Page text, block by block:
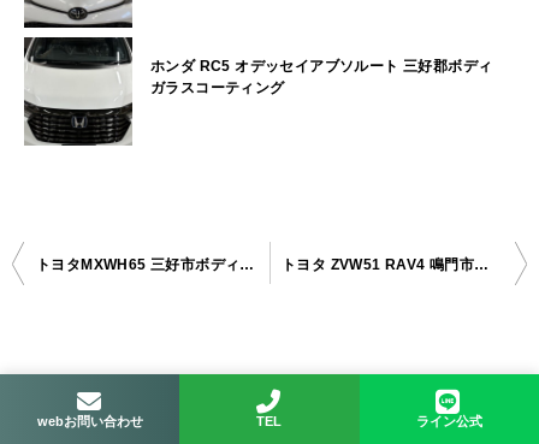
ホンダ RC5 オデッセイアブソルート 三好郡ボディ
ガラスコーティング
投
ゲ
トヨタMXWH65 三好市ボディガラスコーティング トヨタ ZVW51 RAV4 鳴門市ボディガラスコーティング
検索
webお問い合わせ TEL ライン公式